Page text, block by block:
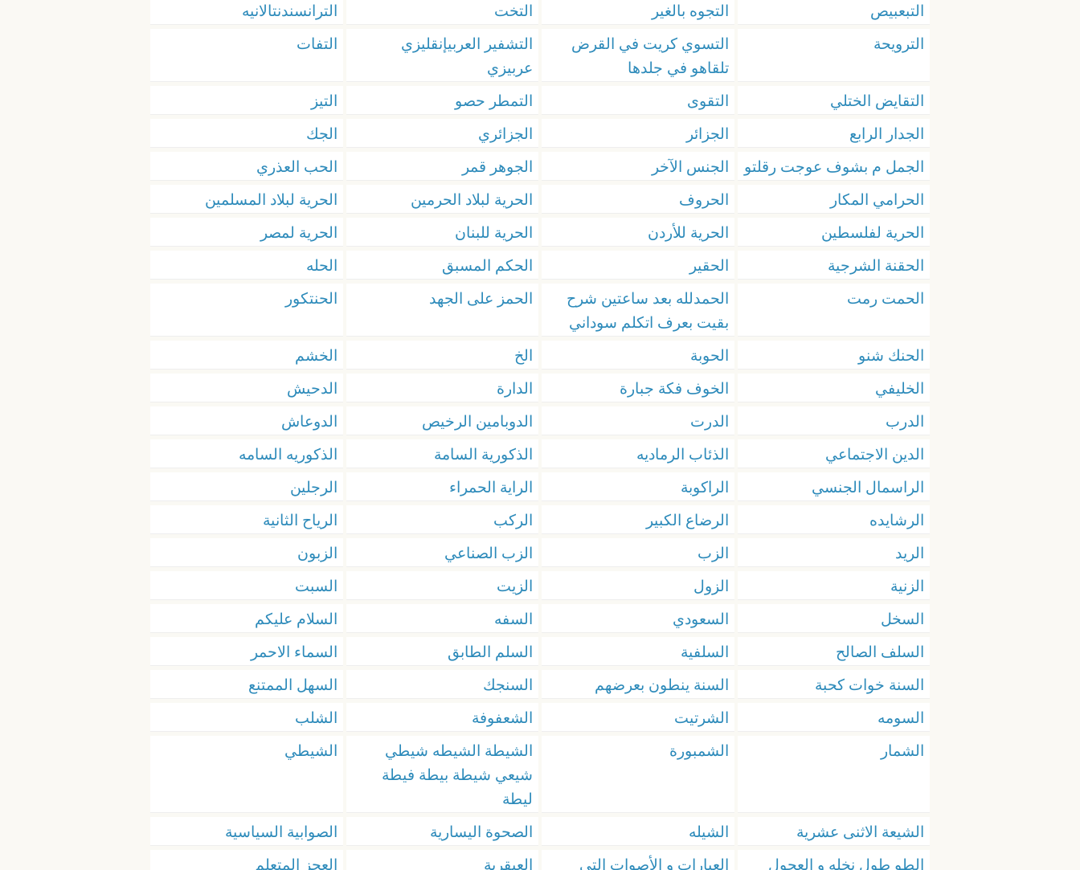
التبعبيص
التجوه بالغير التخت
الترانسندنتالانيه
الترويحة
التسوي كريت في القرض
تلقاهو في جلدها
التشفير العربيإنقليزي
عربيزي
التفات
التقايض الختلي التقوى التمطر حصو
التيز
الجدار الرابع
الجزائر الجزائري
الجك
الجمل م بشوف عوجت رقلتو
الجنس الآخر الجوهر قمر
الحب العذري
الحرامي المكار
الحروف الحرية لبلاد الحرمين
الحرية لبلاد المسلمين
الحرية لفلسطين
الحرية للأردن الحرية للبنان
الحرية لمصر
الحقنة الشرجية
الحقير الحكم المسبق
الحله
الحمت رمت
الحمدلله بعد ساعتين شرح
بقيت بعرف اتكلم سوداني
الحمز على الجهد الحنتكور
الحنك شنو الحوبة الخ
الخشم
الخليفي
الخوف فكة جبارة الدارة
الدحيش
الدرب
الدرت الدوبامين الرخيص
الدوعاش
الدين الاجتماعي
الذئاب الرماديه الذكورية السامة
الذكوريه السامه
الراسمال الجنسي
الراكوبة الراية الحمراء
الرجلين
الرشايده
الرضاع الكبير الركب
الرياح الثانية
الريد
الزب الزب الصناعي
الزبون
الزنية
الزول الزيت
السبت
السخل
السعودي السفه
السلام عليكم
السلف الصالح
السلفية السلم الطابق
السماء الاحمر
السنة خوات كحبة
السنة ينطون بعرضهم السنجك
السهل الممتنع
السومه
الشرتيت الشعفوفة
الشلب
الشمار
الشمبورة
الشيطة الشيطه شيطي
شيعي شيطة بيطة فيطة
ليطة
الشيطي
الشيعة الاثنى عشرية الشيله الصحوة اليسارية
الصوابية السياسية
الطو طول نخله و العجول
العبارات و الأصوات التي العبقرية العجز المتعلم